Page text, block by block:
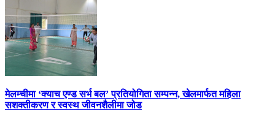
मेलम्चीमा ‘क्याच एण्ड सर्भ बल’ प्रतियोगिता सम्पन्न, खेलमार्फत महिला
सशक्तीकरण र स्वस्थ जीवनशैलीमा जोड